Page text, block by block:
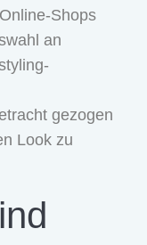
Shops
an
gezogen
Look zu